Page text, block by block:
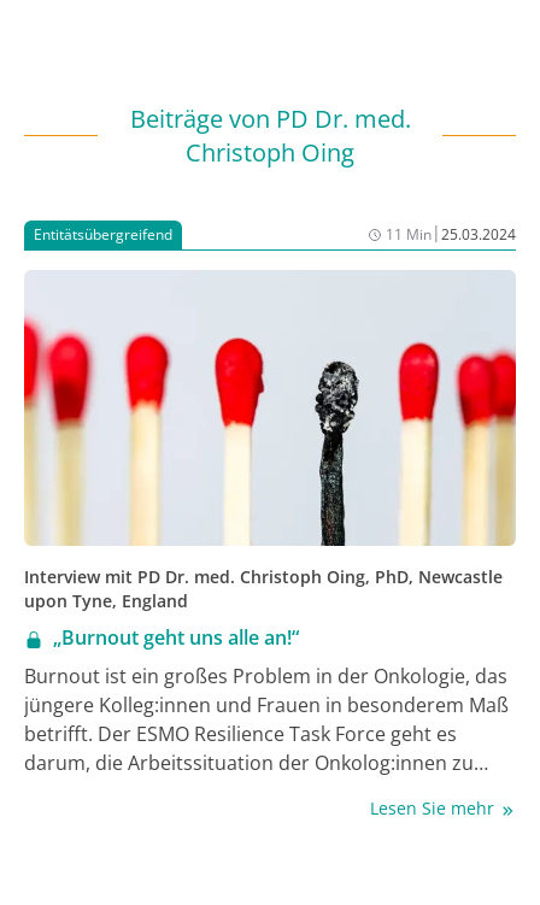
Beiträge von PD Dr. med.
Christoph Oing
Entitätsübergreifend 11 Min|25.03.2024
Interview mit PD Dr. med. Christoph Oing, PhD, Newcastle
upon Tyne, England
„Burnout geht uns alle an!“
Burnout ist ein großes Problem in der Onkologie, das
jüngere Kolleg:innen und Frauen in besonderem Maß
betrifft. Der ESMO Resilience Task Force geht es
darum, die Arbeitssituation der Onkolog:innen zu
Zufriedenheit zu erhöhen (1). „Dazu müssen wir
Lesen Sie mehr